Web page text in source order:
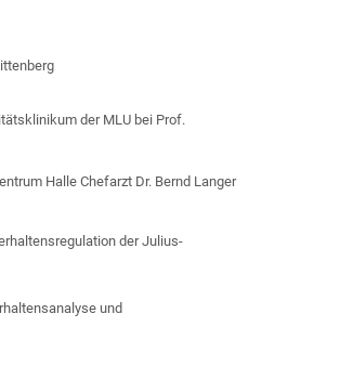
der MLU bei Prof.
Halle Chefarzt Dr. Bernd Langer
der Julius-
und